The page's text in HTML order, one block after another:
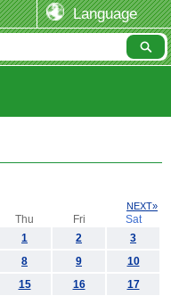
Language
NEXT»
Thu Fri
Sat
1
2
3
8 9
10
15 16
17